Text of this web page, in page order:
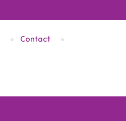
Contact